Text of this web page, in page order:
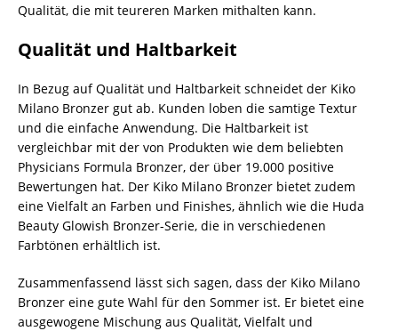
Qualität, die mit teureren Marken mithalten kann.
Qualität und Haltbarkeit
In Bezug auf Qualität und Haltbarkeit schneidet der Kiko
Milano Bronzer gut ab. Kunden loben die samtige Textur
und die einfache Anwendung. Die Haltbarkeit ist
vergleichbar mit der von Produkten wie dem beliebten
Physicians Formula Bronzer, der über 19.000 positive
Bewertungen hat. Der Kiko Milano Bronzer bietet zudem
eine Vielfalt an Farben und Finishes, ähnlich wie die Huda
Beauty Glowish Bronzer-Serie, die in verschiedenen
Farbtönen erhältlich ist.
Zusammenfassend lässt sich sagen, dass der Kiko Milano
Bronzer eine gute Wahl für den Sommer ist. Er bietet eine
ausgewogene Mischung aus Qualität, Vielfalt und